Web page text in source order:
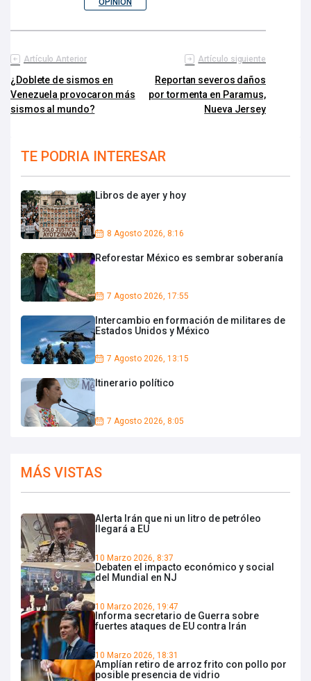
OPINION
Artículo Anterior
¿Doblete de sismos en
Venezuela provocaron más
sismos al mundo?
Artículo siguiente
Reportan severos daños
por tormenta en Paramus,
Nueva Jersey
TE PODRIA INTERESAR
Libros de ayer y hoy
8 Agosto 2026, 8:16
Reforestar México es sembrar soberanía
7 Agosto 2026, 17:55
Intercambio en formación de militares de
Estados Unidos y México
7 Agosto 2026, 13:15
Itinerario político
7 Agosto 2026, 8:05
MÁS VISTAS
Alerta Irán que ni un litro de petróleo
llegará a EU
10 Marzo 2026, 8:37
Debaten el impacto económico y social
del Mundial en NJ
10 Marzo 2026, 19:47
Informa secretario de Guerra sobre
fuertes ataques de EU contra Irán
10 Marzo 2026, 18:31
Amplían retiro de arroz frito con pollo por
posible presencia de vidrio